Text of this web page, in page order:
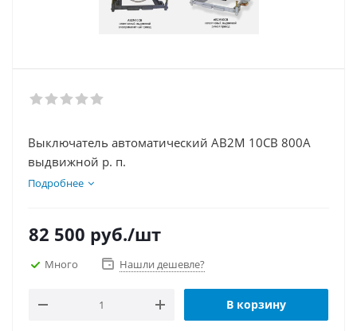
Выключатель автоматический АВ2М 10СВ 800А
выдвижной р. п.
Подробнее
82 500 руб./шт
Много Нашли дешевле?
В корзину